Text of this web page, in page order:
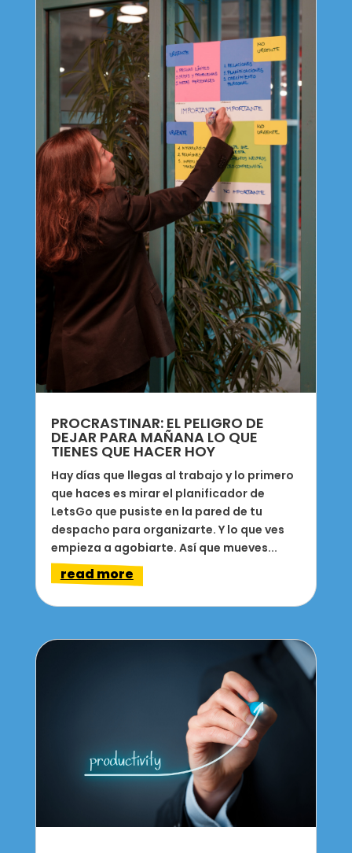
PROCRASTINAR: EL PELIGRO DE
DEJAR PARA MAÑANA LO QUE
TIENES QUE HACER HOY
Hay días que llegas al trabajo y lo primero
que haces es mirar el planificador de
LetsGo que pusiste en la pared de tu
despacho para organizarte. Y lo que ves
empieza a agobiarte. Así que mueves...
read more